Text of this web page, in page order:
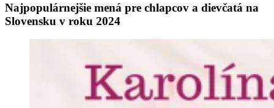
Najpopulárnejšie mená pre chlapcov a dievčatá na
Slovensku v roku 2024